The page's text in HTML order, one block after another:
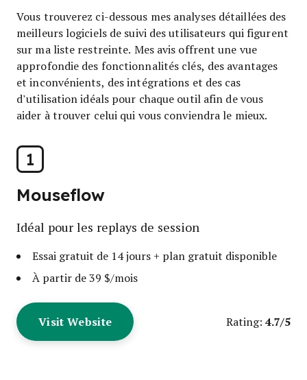
Vous trouverez ci-dessous mes analyses détaillées des
meilleurs logiciels de suivi des utilisateurs qui figurent
sur ma liste restreinte. Mes avis offrent une vue
approfondie des fonctionnalités clés, des avantages
et inconvénients, des intégrations et des cas
d’utilisation idéals pour chaque outil afin de vous
aider à trouver celui qui vous conviendra le mieux.
1
Mouseflow
Idéal pour les replays de session
Essai gratuit de 14 jours + plan gratuit disponible
À partir de 39 $/mois
Visit Website Rating: 4.7/5